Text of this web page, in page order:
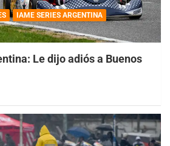
IAME SERIES ARGENTINA
Le dijo adiós a Buenos